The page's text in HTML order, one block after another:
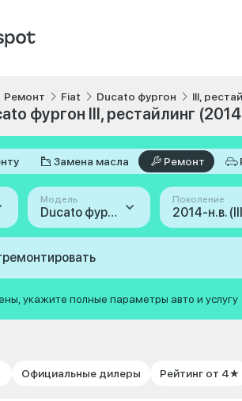
Ремонт Fiat Ducato фургон III,
фургон III, рестайлинг
Замена масла Ремонт
Модель
Ducato фургон
Поколение
укажите полные параметры авто и услугу
Официальные дилеры Рейтинг от 4★